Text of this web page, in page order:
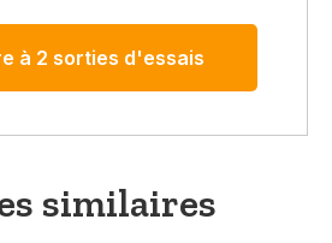
à 2 sorties d'essais
similaires